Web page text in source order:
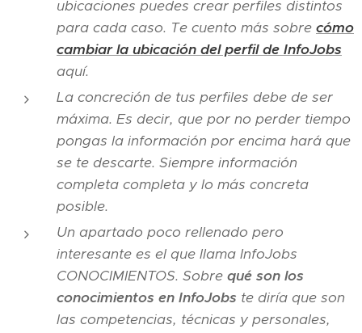
ubicaciones puedes crear perfiles distintos
para cada caso. Te cuento más sobre cómo
cambiar la ubicación del perfil de InfoJobs
aquí.
La concreción de tus perfiles debe de ser
máxima. Es decir, que por no perder tiempo
pongas la información por encima hará que
se te descarte. Siempre información
completa completa y lo más concreta
posible.
Un apartado poco rellenado pero
interesante es el que llama InfoJobs
CONOCIMIENTOS. Sobre qué son los
conocimientos en InfoJobs te diría que son
las competencias, técnicas y personales,